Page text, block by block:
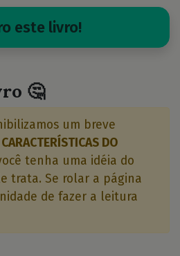
este livro!
🤔
um breve
DO
tenha uma idéia do
trata. Se rolar a página
de fazer a leitura